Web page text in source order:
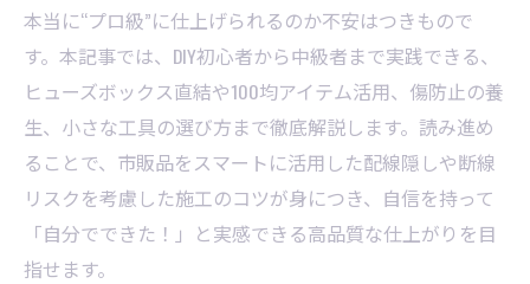
本当に“プロ級”に仕上げられるのか不安はつきもので
す。本記事では、DIY初心者から中級者まで実践できる、
ヒューズボックス直結や100均アイテム活用、傷防止の養
生、小さな工具の選び方まで徹底解説します。読み進め
ることで、市販品をスマートに活用した配線隠しや断線
リスクを考慮した施工のコツが身につき、自信を持って
「自分でできた！」と実感できる高品質な仕上がりを目
指せます。